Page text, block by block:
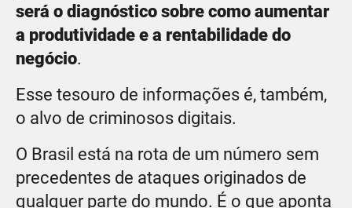
será o diagnóstico sobre como aumentar
a produtividade e a rentabilidade do
negócio.
Esse tesouro de informações é, também,
o alvo de criminosos digitais.
O Brasil está na rota de um número sem
precedentes de ataques originados de
qualquer parte do mundo. É o que aponta